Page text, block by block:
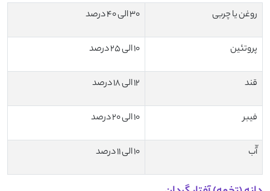
روغن یا چربی 30 الی 40 درصد
پروتئین 10 الی 25 درصد
قند 12 الی 18 درصد
فیبر 10 الی 20 درصد
آّب 10 الی 11 درصد